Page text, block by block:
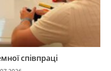
співпраці